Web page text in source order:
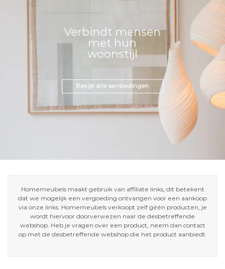
Verbindt mensen
met hun
woonstijl
Bekijk alle aanbiedingen
Homemeubels maakt gebruik van affiliate links, dit betekent
dat we mogelijk een vergoeding ontvangen voor een aankoop
via onze links. Homemeubels verkoopt zelf géén producten, je
wordt hiervoor doorverwezen naar de desbetreffende
webshop. Heb je vragen over een product, neem dan contact
op met de desbetreffende webshop die het product aanbiedt.